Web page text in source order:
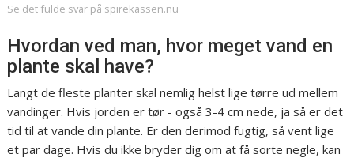
Se det fulde svar på spirekassen.nu
Hvordan ved man, hvor meget vand en
plante skal have?
Langt de fleste planter skal nemlig helst lige tørre ud mellem
vandinger. Hvis jorden er tør - også 3-4 cm nede, ja så er det
tid til at vande din plante. Er den derimod fugtig, så vent lige
et par dage. Hvis du ikke bryder dig om at få sorte negle, kan